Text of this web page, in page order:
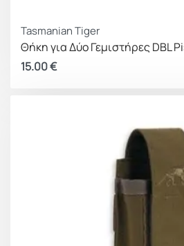
Tasmanian Tiger
Θήκη για Δύο Γεμιστήρες DBL
15.00€